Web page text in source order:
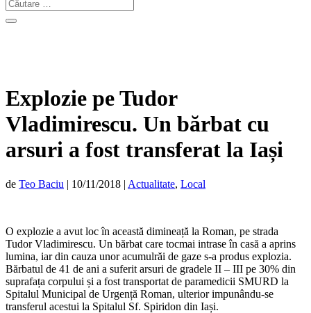
Explozie pe Tudor
Vladimirescu. Un bărbat cu
arsuri a fost transferat la Iași
de Teo Baciu | 10/11/2018 | Actualitate, Local
O explozie a avut loc în această dimineață la Roman, pe strada
Tudor Vladimirescu. Un bărbat care tocmai intrase în casă a aprins
lumina, iar din cauza unor acumulrăi de gaze s-a produs explozia.
Bărbatul de 41 de ani a suferit arsuri de gradele II – III pe 30% din
suprafața corpului și a fost transportat de paramedicii SMURD la
Spitalul Municipal de Urgență Roman, ulterior impunându-se
transferul acestui la Spitalul Sf. Spiridon din Iași.